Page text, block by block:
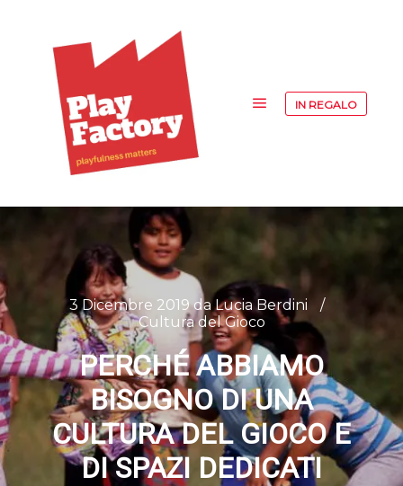
IN REGALO
3 Dicembre 2019daLucia Berdini
Cultura del Gioco
PERCHÉ ABBIAMO
BISOGNO DI UNA
CULTURA DEL GIOCO E
DI SPAZI DEDICATI